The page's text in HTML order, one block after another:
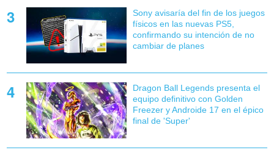
Sony avisaría del fin de los juegos
físicos en las nuevas PS5,
confirmando su intención de no
cambiar de planes
Dragon Ball Legends presenta el
equipo definitivo con Golden
Freezer y Androide 17 en el épico
final de 'Super'